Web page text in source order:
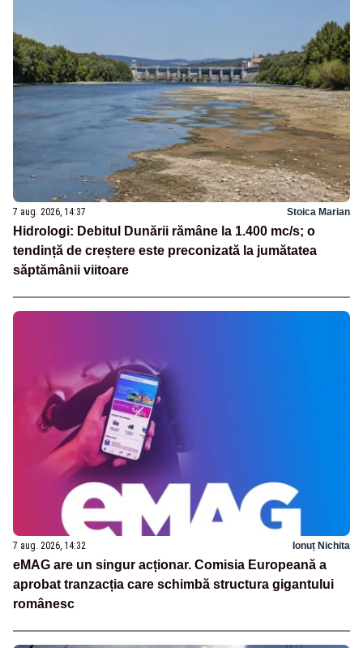
7 aug. 2026, 14:37 Stoica Marian
Hidrologi: Debitul Dunării rămâne la 1.400 mc/s; o
tendință de creștere este preconizată la jumătatea
săptămânii viitoare
7 aug. 2026, 14:32 Ionuț Nichita
eMAG are un singur acționar. Comisia Europeană a
aprobat tranzacția care schimbă structura gigantului
românesc